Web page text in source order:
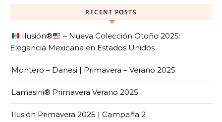
RECENT POSTS
Ilusión®️
– Nueva Colección Otoño 2025:
Elegancia Mexicana en Estados Unidos
Montero – Danesi | Primavera – Verano 2025
Lamasini® Primavera Verano 2025
Ilusión Primavera 2025 | Campaña 2